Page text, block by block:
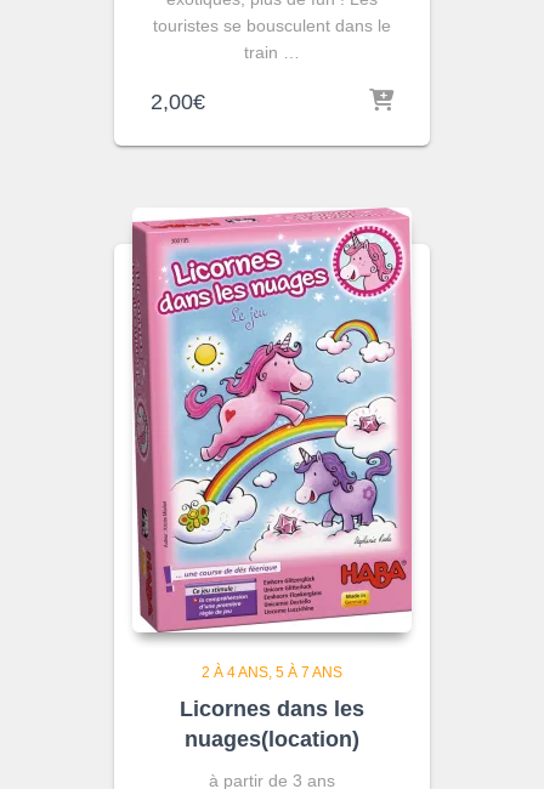
touristes se bousculent dans le
train …
2,00€
2 À 4 ANS 5 À 7 ANS
Licornes dans les
nuages(location)
à partir de 3 ans